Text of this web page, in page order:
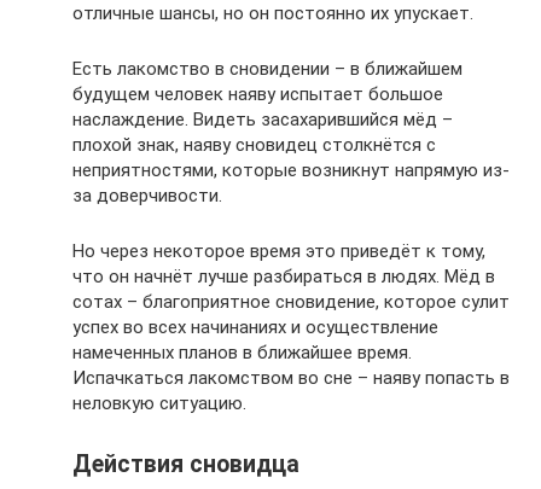
отличные шансы, но он постоянно их упускает.
Есть лакомство в сновидении – в ближайшем
будущем человек наяву испытает большое
наслаждение. Видеть засахарившийся мёд –
плохой знак, наяву сновидец столкнётся с
неприятностями, которые возникнут напрямую из-
за доверчивости.
Но через некоторое время это приведёт к тому,
что он начнёт лучше разбираться в людях. Мёд в
сотах – благоприятное сновидение, которое сулит
успех во всех начинаниях и осуществление
намеченных планов в ближайшее время.
Испачкаться лакомством во сне – наяву попасть в
неловкую ситуацию.
Действия сновидца